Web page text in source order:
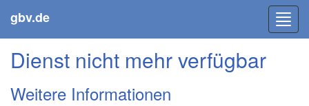
gbv.de
Dienst nicht mehr verfügbar
Weitere Informationen